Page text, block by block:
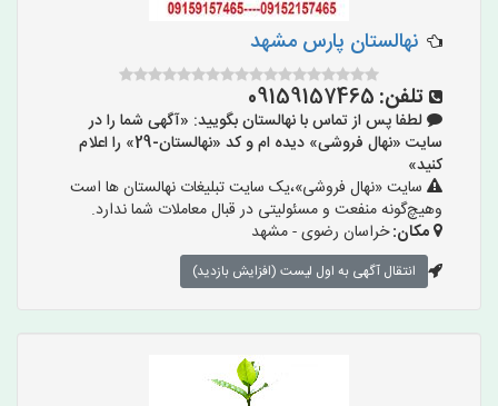
نهالستان پارس مشهد
تلفن: 09159157465
لطفا پس از تماس با نهالستان بگویید: «آگهی شما را در
سایت «نهال فروشی» دیده ام و کد «نهالستان-29» را اعلام
کنید»
سایت «نهال فروشی»،یک سایت تبلیغات نهالستان ها است
وهیچ‌گونه منفعت و مسئولیتی در قبال معاملات شما ندارد.
مکان:خراسان رضوی - مشهد
انتقال آگهی به اول لیست (افزایش بازدید)